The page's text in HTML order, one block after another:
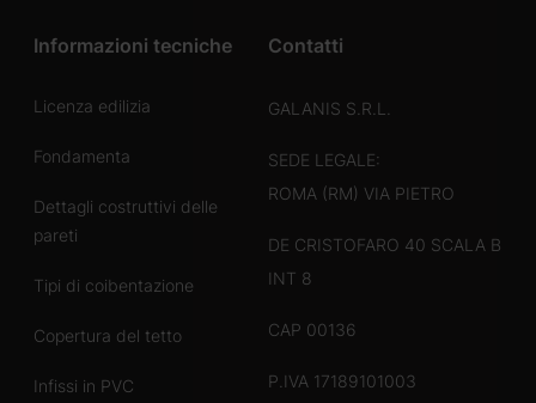
Informazioni tecniche
Licenza edilizia
Fondamenta
Dettagli costruttivi delle
pareti
Tipi di coibentazione
Copertura del tetto
Infissi in PVC
Contatti
GALANIS S.R.L.
SEDE LEGALE:
ROMA (RM) VIA PIETRO
DE CRISTOFARO 40 SCALA B
INT 8
CAP 00136
P.IVA 17189101003